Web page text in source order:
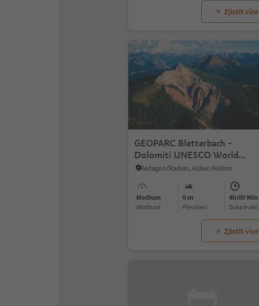
Zjistit více
GEOPARC Bletterbach -
Dolomiti UNESCO World
Heritage site
Redagno/Radein, Aldein/Aldino
Medium
Obtížnost
0 m
Převýšení
4h:00 Min
doba trvání
Zjistit více